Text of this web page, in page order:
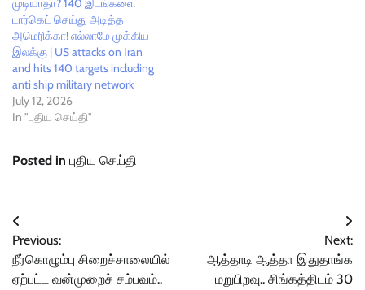
முடியாதா? 140 இடங்களை
டார்கெட் செய்து அடித்த
அமெரிக்கா! எல்லாமே முக்கிய
இலக்கு | US attacks on Iran
and hits 140 targets including
anti ship military network
July 12, 2026
In "புதிய செய்தி"
Posted in புதிய செய்தி
Post
navigation
Previous:
நீர்கொழும்பு சிறைச்சாலையில்
ஏற்பட்ட வன்முறைச் சம்பவம்..
Next:
ஆத்தாடி ஆத்தா இதுதாங்க
மறுபிறவு.. சிங்கத்திடம் 30